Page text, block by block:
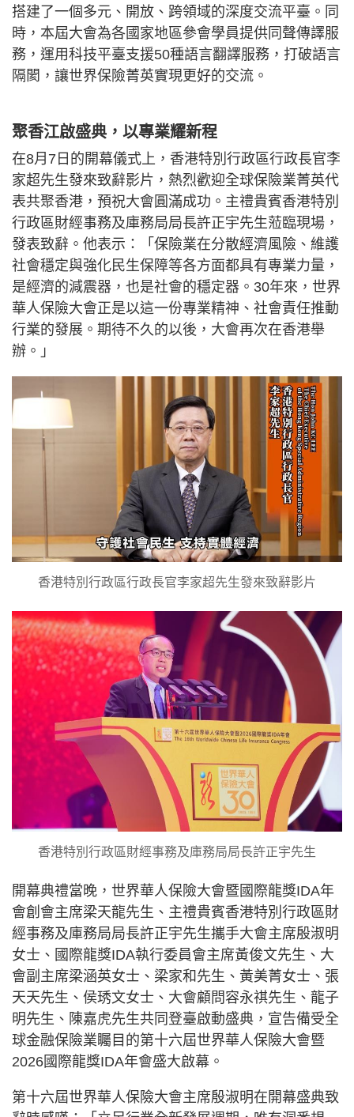
搭建了一個多元、開放、跨領域的深度交流平臺。同
時，本屆大會為各國家地區參會學員提供同聲傳譯服
務，運用科技平臺支援50種語言翻譯服務，打破語言
隔閡，讓世界保險菁英實現更好的交流。
聚香江啟盛典，以專業耀新程
在8月7日的開幕儀式上，香港特別行政區行政長官李
家超先生發來致辭影片，熱烈歡迎全球保險業菁英代
表共聚香港，預祝大會圓滿成功。主禮貴賓香港特別
行政區財經事務及庫務局局長許正宇先生蒞臨現場，
發表致辭。他表示：「保險業在分散經濟風險、維護
社會穩定與強化民生保障等各方面都具有專業力量，
是經濟的減震器，也是社會的穩定器。30年來，世界
華人保險大會正是以這一份專業精神、社會責任推動
行業的發展。期待不久的以後，大會再次在香港舉
辦。」
香港特別行政區行政長官李家超先生發來致辭影片
香港特別行政區財經事務及庫務局局長許正宇先生
開幕典禮當晚，世界華人保險大會暨國際龍獎IDA年
會創會主席梁天龍先生、主禮貴賓香港特別行政區財
經事務及庫務局局長許正宇先生攜手大會主席殷淑明
女士、國際龍獎IDA執行委員會主席黃俊文先生、大
會副主席梁涵英女士、梁家和先生、黃美菁女士、張
天天先生、侯琇文女士、大會顧問容永祺先生、龍子
明先生、陳嘉虎先生共同登臺啟動盛典，宣告備受全
球金融保險業矚目的第十六屆世界華人保險大會暨
2026國際龍獎IDA年會盛大啟幕。
第十六屆世界華人保險大會主席殷淑明在開幕盛典致